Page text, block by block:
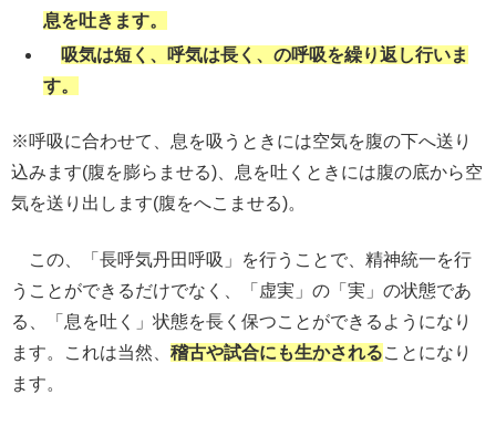
息を吐きます。
吸気は短く、呼気は長く、の呼吸を繰り返し行いま
す。
※呼吸に合わせて、息を吸うときには空気を腹の下へ送り
込みます(腹を膨らませる)、息を吐くときには腹の底から空
気を送り出します(腹をへこませる)。
この、「長呼気丹田呼吸」を行うことで、精神統一を行
うことができるだけでなく、「虚実」の「実」の状態であ
る、「息を吐く」状態を長く保つことができるようになり
ます。これは当然、 稽古や試合にも生かされることになり
ます。